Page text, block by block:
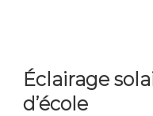
Éclairage
d’école